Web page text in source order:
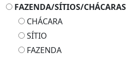
FAZENDA/SÍTIOS/CHÁCARAS
CHÁCARA
SÍTIO
FAZENDA